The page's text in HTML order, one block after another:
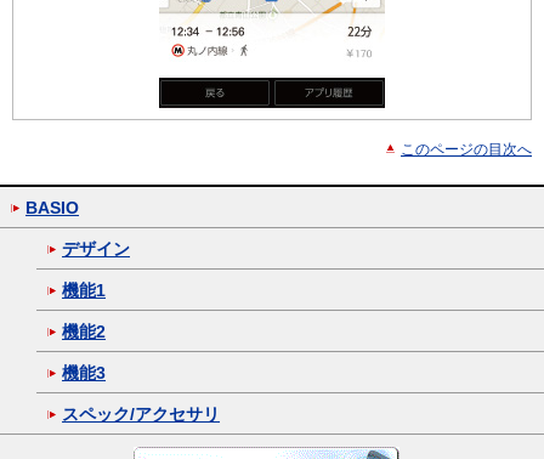
このページの目次へ
BASIO
デザイン
機能1
機能2
機能3
スペック/アクセサリ